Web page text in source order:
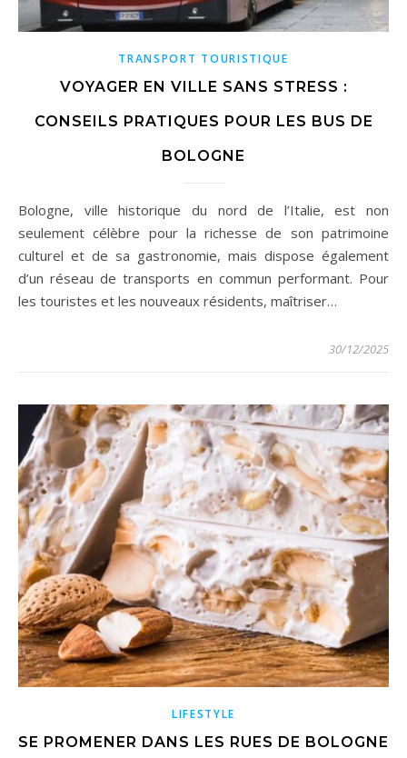
TRANSPORT TOURISTIQUE
VOYAGER EN VILLE SANS STRESS :
CONSEILS PRATIQUES POUR LES BUS DE
BOLOGNE
Bologne, ville historique du nord de l’Italie, est non
seulement célèbre pour la richesse de son patrimoine
culturel et de sa gastronomie, mais dispose également
d’un réseau de transports en commun performant. Pour
les touristes et les nouveaux résidents, maîtriser…
30/12/2025
LIFESTYLE
SE PROMENER DANS LES RUES DE BOLOGNE